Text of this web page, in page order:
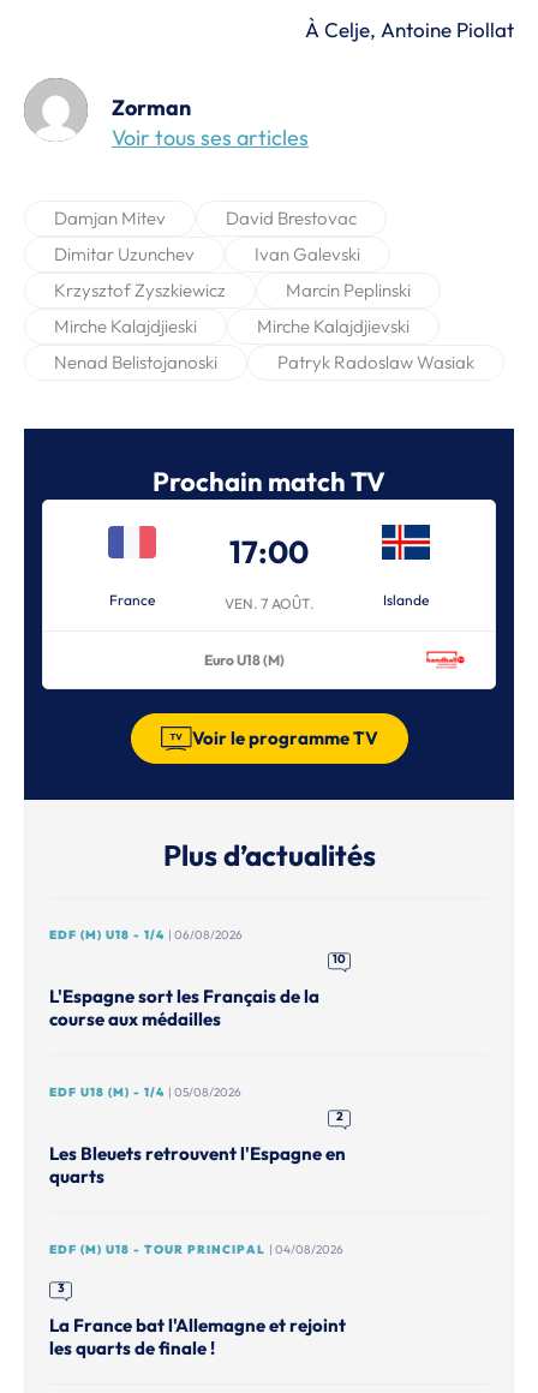
À Celje, Antoine Piollat
Zorman
Voir tous ses articles
Damjan Mitev
David Brestovac
Dimitar Uzunchev
Ivan Galevski
Krzysztof Zyszkiewicz
Marcin Peplinski
Mirche Kalajdjieski
Mirche Kalajdjievski
Nenad Belistojanoski
Patryk Radoslaw Wasiak
Prochain match TV
France
17:00
VEN. 7 AOÛT. Islande
Euro U18 (M)
Voir le programme TV
Plus d’actualités
EDF (M) U18 - 1/4 | 06/08/2026
10
L'Espagne sort les Français de la
course aux médailles
EDF U18 (M) - 1/4 | 05/08/2026
2
Les Bleuets retrouvent l'Espagne en
quarts
EDF (M) U18 - TOUR PRINCIPAL | 04/08/2026
3
La France bat l'Allemagne et rejoint
les quarts de finale !